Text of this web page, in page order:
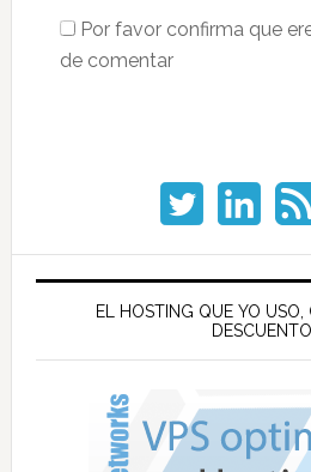
Por favor confirma que
de comentar
EL HOSTING QUE YO